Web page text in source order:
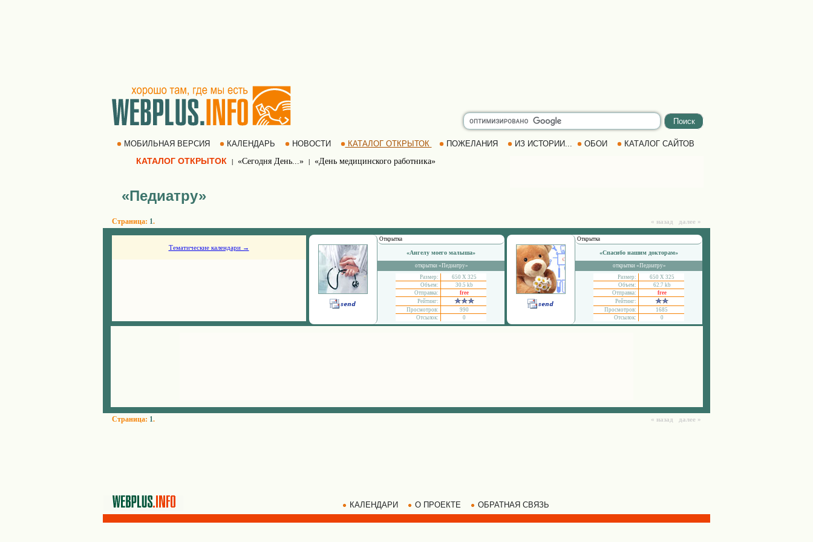
МОБИЛЬНАЯ ВЕРСИЯ КАЛЕНДАРЬ НОВОСТИ КАТАЛОГ ОТКРЫТОК ПОЖЕЛАНИЯ ИЗ ИСТОРИИ... ОБОИ КАТАЛОГ САЙТОВ
КАТАЛОГ ОТКРЫТОК | «Сегодня День...» | «День медицинского работника»
«Педиатру»
Страница: 1. « назад далее »
Тематические календари →
Открытка
«Ангелу моего малыша»
открытки «Педиатру»
Размер:
650 Х 325
Объем:
30.5 kb
Отправка:
free
Рейтинг:
Просмотров:
990
Отсылок:
0
Открытка
«Спасибо нашим докторам»
открытки «Педиатру»
Размер:
650 Х 325
Объем:
62.7 kb
Отправка:
free
Рейтинг:
Просмотров:
1685
Отсылок:
0
Страница: 1. « назад далее »
КАЛЕНДАРИ О ПРОЕКТЕ ОБРАТНАЯ СВЯЗЬ